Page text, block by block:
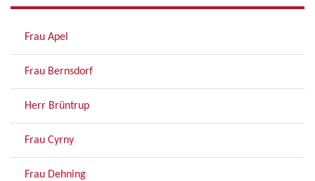
Frau Apel
Frau Bernsdorf
Herr Brüntrup
Frau Cyrny
Frau Dehning